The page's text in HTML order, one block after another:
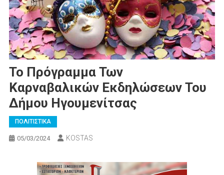
Το Πρόγραμμα Των
Καρναβαλικών Εκδηλώσεων Του
Δήμου Ηγουμενίτσας
ΠΟΛΙΤΙΣΤΙΚΑ
05/03/2024 KOSTAS